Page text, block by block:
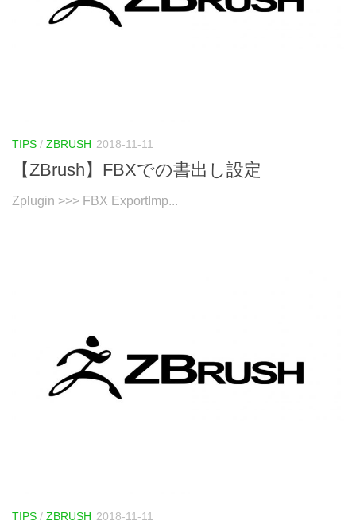
TIPS / ZBRUSH 2018-11-11
【ZBrush】FBXでの書出し設定
Zplugin >>> FBX ExportImp...
TIPS / ZBRUSH 2018-11-11